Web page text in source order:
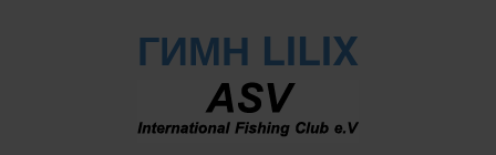
ГИМН LILIX